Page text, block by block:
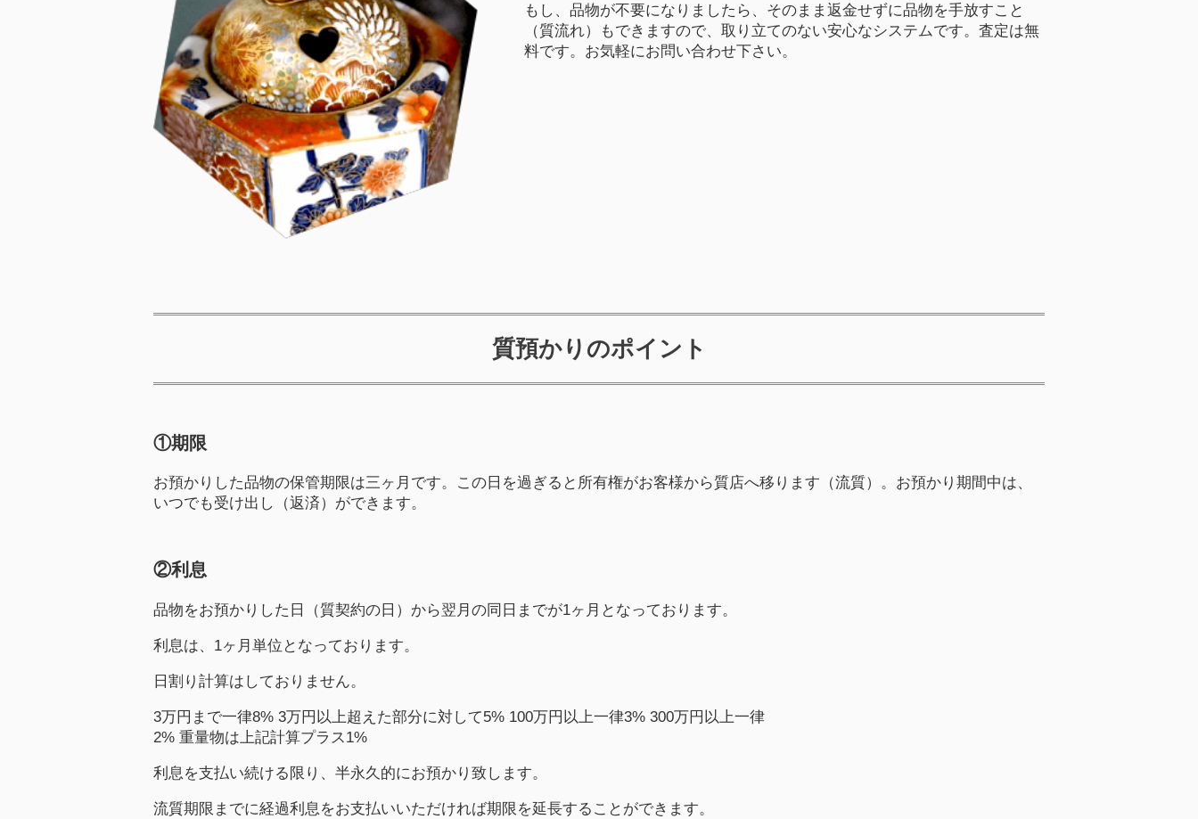
もし、品物が不要になりましたら、そのまま返金せずに品物を手放すこと
（質流れ）もできますので、取り立てのない安心なシステムです。査定は無
料です。お気軽にお問い合わせ下さい。
質預かりのポイント
①期限
お預かりした品物の保管期限は三ヶ月です。この日を過ぎると所有権がお客様から質店へ移ります（流質）。お預かり期間中は、
いつでも受け出し（返済）ができます。
②利息
品物をお預かりした日（質契約の日）から翌月の同日までが1ヶ月となっております。
利息は、1ヶ月単位となっております。
日割り計算はしておりません。
3万円まで一律8% 3万円以上超えた部分に対して5% 100万円以上一律3% 300万円以上一律
2% 重量物は上記計算プラス1%
利息を支払い続ける限り、半永久的にお預かり致します。
流質期限までに経過利息をお支払いいただければ期限を延長することができます。